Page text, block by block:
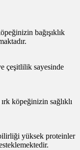
bağışıklık
çeşitlilik sayesinde
köpeğinizin sağlıklı
yüksek proteinler